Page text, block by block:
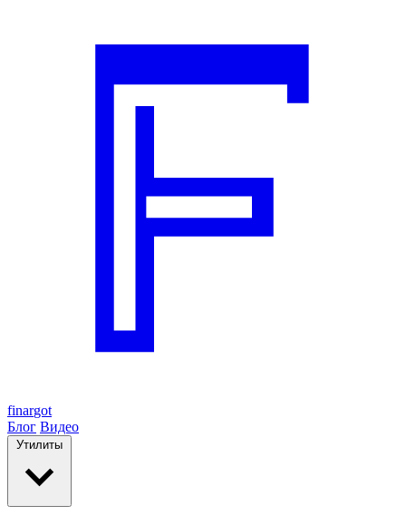
finargot
Блог Видео
Утилиты